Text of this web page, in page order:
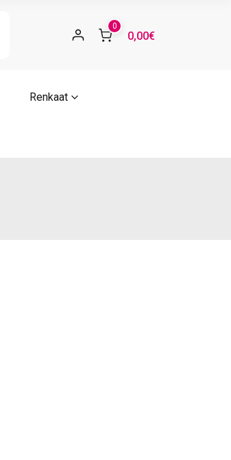
0
0,00€
Renkaat